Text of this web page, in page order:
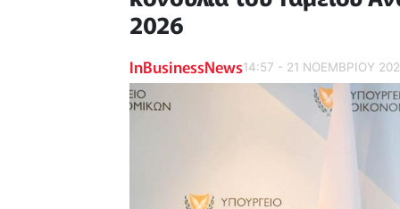
2026
InBusinessNews14:57 - 21 ΝΟΕΜΒΡΙΟΥ